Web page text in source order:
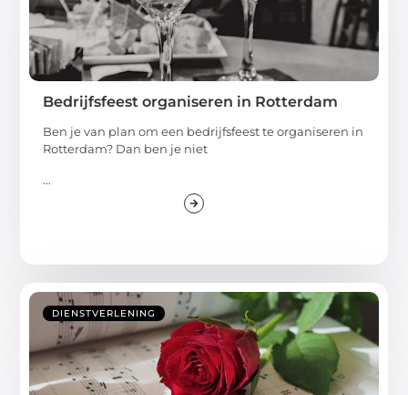
Bedrijfsfeest organiseren in Rotterdam
Ben je van plan om een bedrijfsfeest te organiseren in
Rotterdam? Dan ben je niet
...
DIENSTVERLENING